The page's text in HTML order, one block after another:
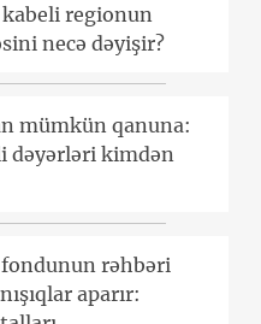
regionun
necə dəyişir?
mümkün qanuna:
dəyərləri kimdən
rəhbəri
aparır: